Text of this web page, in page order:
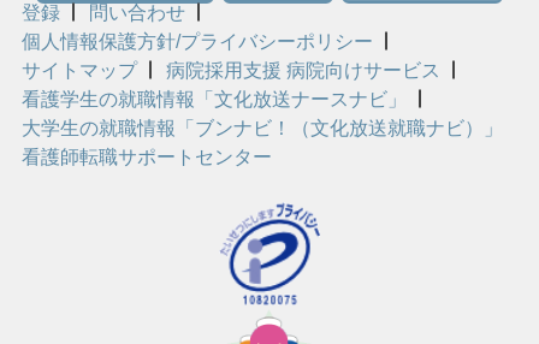
登録
問い合わせ
個人情報保護方針/プライバシーポリシー
サイトマップ
病院採用支援 病院向けサービス
看護学生の就職情報「文化放送ナースナビ」
大学生の就職情報「ブンナビ！（文化放送就職ナビ）」
看護師転職サポートセンター